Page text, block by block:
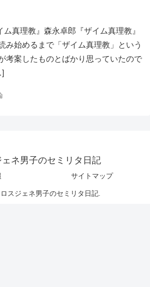
真理教』森永卓郎『ザイム真理教』
み始めるまで「ザイム真理教」という
考案したものとばかり思っていたので
ェネ男子のセミリタ日記
サイトマップ
スジェネ男子のセミリタ日記.